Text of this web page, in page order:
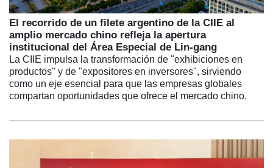
El recorrido de un filete argentino de la CIIE al
amplio mercado chino refleja la apertura
institucional del Área Especial de Lin-gang
La CIIE impulsa la transformación de "exhibiciones en
productos" y de "expositores en inversores", sirviendo
como un eje esencial para que las empresas globales
compartan oportunidades que ofrece el mercado chino.